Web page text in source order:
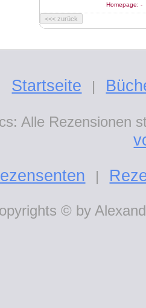
Homepage: -
Startseite |
Alle Rezensionen
|
© by